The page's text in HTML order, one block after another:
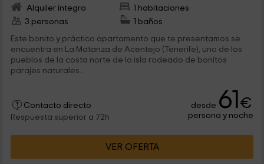
Alquiler íntegro
1 habitaciones
3 personas
1 baños
Este bonito y práctico apartamento que te presentamos se
encuentra en La Matanza de Acentejo (Tenerife), uno de los
pueblos de la costa norte de la isla rodeado de bonitos
parajes naturales...
Contacto directo
Respuesta superior a 72h
desde 61€
persona y noche
VER OFERTA